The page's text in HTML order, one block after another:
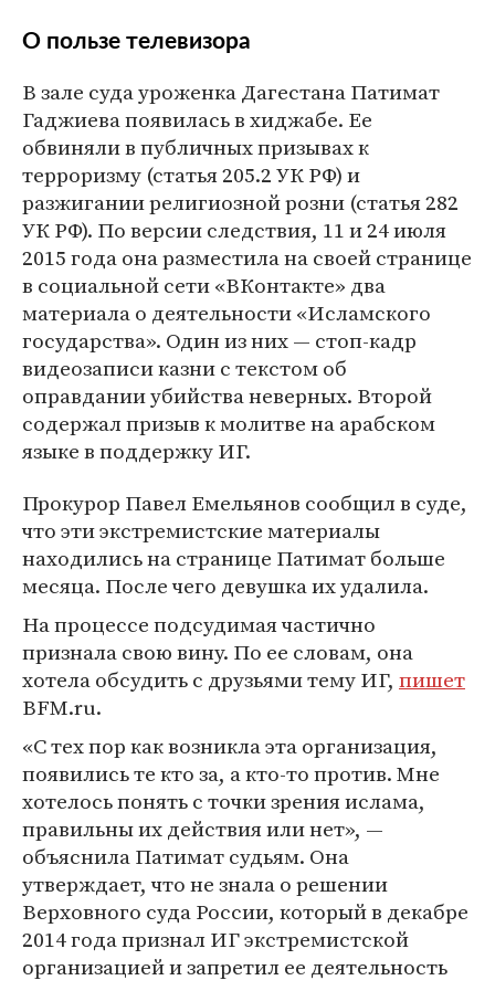
О пользе телевизора
В зале суда уроженка Дагестана Патимат
Гаджиева появилась в хиджабе. Ее
обвиняли в публичных призывах к
терроризму (статья 205.2 УК РФ) и
разжигании религиозной розни (статья 282
УК РФ). По версии следствия, 11 и 24 июля
2015 года она разместила на своей странице
в социальной сети «ВКонтакте» два
материала о деятельности «Исламского
государства». Один из них — стоп-кадр
видеозаписи казни с текстом об
оправдании убийства неверных. Второй
содержал призыв к молитве на арабском
языке в поддержку ИГ.
Прокурор Павел Емельянов сообщил в суде,
что эти экстремистские материалы
находились на странице Патимат больше
месяца. После чего девушка их удалила.
На процессе подсудимая частично
признала свою вину. По ее словам, она
хотела обсудить с друзьями тему ИГ, пишет
BFM.ru.
«С тех пор как возникла эта организация,
появились те кто за, а кто-то против. Мне
хотелось понять с точки зрения ислама,
правильны их действия или нет», —
объяснила Патимат судьям. Она
утверждает, что не знала о решении
Верховного суда России, который в декабре
2014 года признал ИГ экстремистской
организацией и запретил ее деятельность